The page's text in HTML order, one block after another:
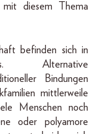
diesem Thema
befinden sich in
Alternative
Bindungen
mittlerweile
Menschen noch
oder polyamore